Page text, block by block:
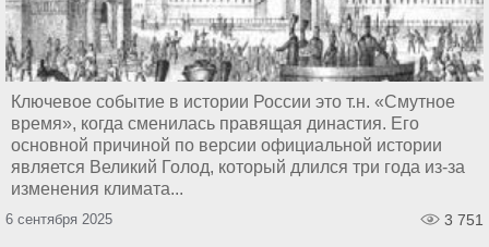
Ключевое событие в истории России это т.н. «Смутное
время», когда сменилась правящая династия. Его
основной причиной по версии официальной истории
является Великий Голод, который длился три года из-за
изменения климата...
6 сентября 2025 3 751